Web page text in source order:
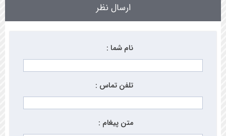
ارسال نظر
نام شما :
تلفن تماس :
متن پیغام :